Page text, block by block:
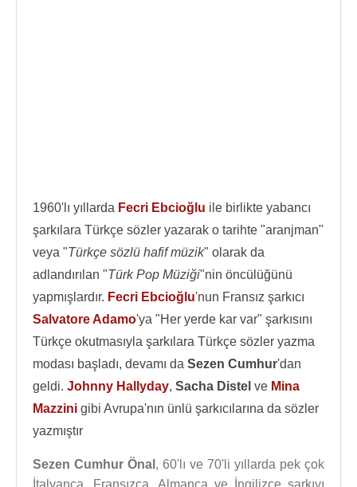
1960'lı yıllarda Fecri Ebcioğlu ile birlikte yabancı
şarkılara Türkçe sözler yazarak o tarihte "aranjman"
veya "Türkçe sözlü hafif müzik" olarak da
adlandırılan "Türk Pop Müziği"nin öncülüğünü
yapmışlardır. Fecri Ebcioğlu'nun Fransız şarkıcı
Salvatore Adamo'ya "Her yerde kar var" şarkısını
Türkçe okutmasıyla şarkılara Türkçe sözler yazma
modası başladı, devamı da Sezen Cumhur'dan
geldi. Johnny Hallyday, Sacha Distel ve Mina
Mazzini gibi Avrupa'nın ünlü şarkıcılarına da sözler
yazmıştır
Sezen Cumhur Önal , 60'lı ve 70'li yıllarda pek çok
İtalyanca, Fransızca, Almanca ve İngilizce şarkıyı